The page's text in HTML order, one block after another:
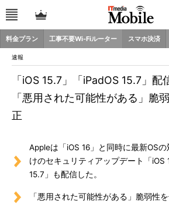
料金プラン 工事不要Wi-Fiルーター スマホ決済
速報
「iOS 15.7」「iPadOS 15.7」
「悪用された可能性がある」脆
正
Appleは「iOS 16」と同時に最新OS
けのセキュリティアップデート「iOS
15.7」も配信した。
「悪用された可能性がある」脆弱性